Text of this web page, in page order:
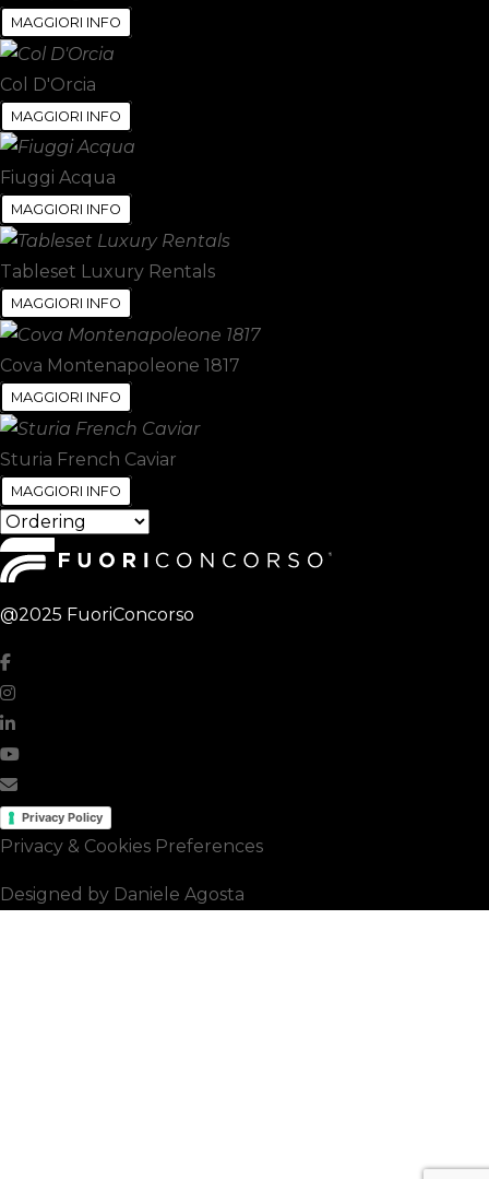
MAGGIORI INFO
Col D'Orcia
MAGGIORI INFO
Fiuggi Acqua
MAGGIORI INFO
Tableset Luxury Rentals
MAGGIORI INFO
Cova Montenapoleone 1817
MAGGIORI INFO
Sturia French Caviar
MAGGIORI INFO
@2025 FuoriConcorso
Privacy Policy
Privacy & Cookies Preferences
Designed by Daniele Agosta